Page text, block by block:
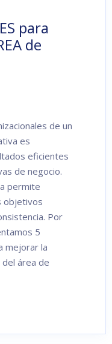
para
de
de un
es
eficientes
de negocio.
permite
objetivos
Por
5
mejorar la
área de